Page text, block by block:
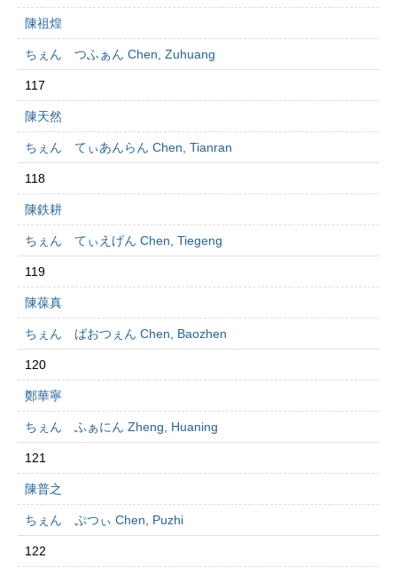
陳祖煌
ちぇん つふぁん Chen, Zuhuang
117
陳天然
ちぇん てぃあんらん Chen, Tianran
118
陳鉄耕
ちぇん てぃえげん Chen, Tiegeng
119
陳葆真
ちぇん ばおつぇん Chen, Baozhen
120
鄭華寧
ちぇん ふぁにん Zheng, Huaning
121
陳普之
ちぇん ぷつぃ Chen, Puzhi
122